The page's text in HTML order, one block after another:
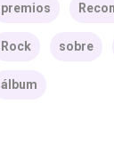
premios
Rock sobre
álbum